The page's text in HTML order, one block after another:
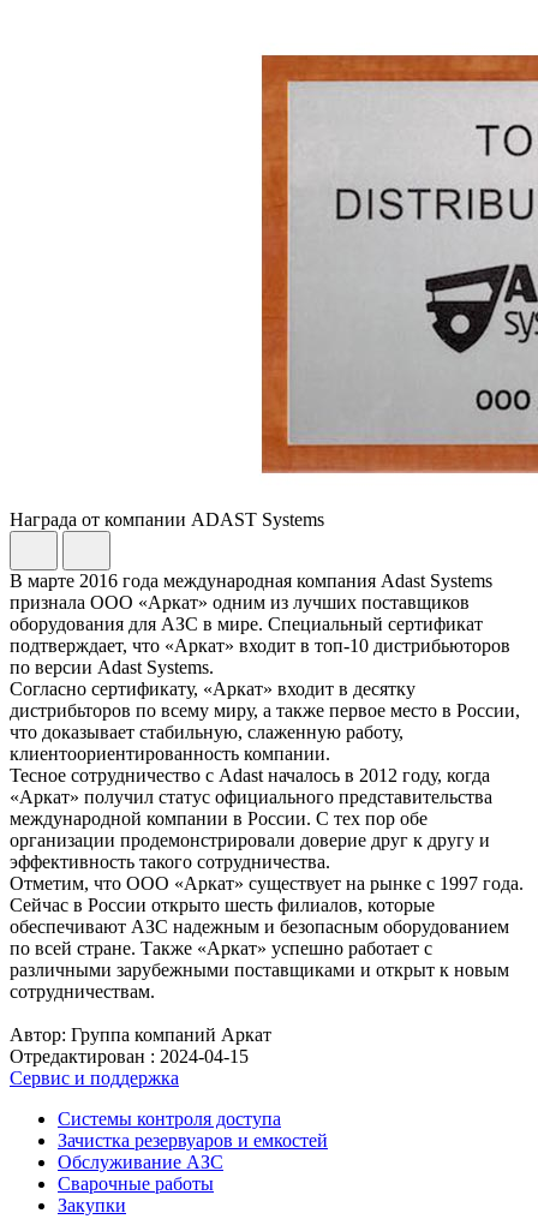
Награда от компании ADAST Systems
В марте 2016 года международная компания Adast Systems
признала ООО «Аркат» одним из лучших поставщиков
оборудования для АЗС в мире. Специальный сертификат
подтверждает, что «Аркат» входит в топ-10 дистрибьюторов
по версии Adast Systems.
Согласно сертификату, «Аркат» входит в десятку
дистрибьторов по всему миру, а также первое место в России,
что доказывает стабильную, слаженную работу,
клиентоориентированность компании.
Тесное сотрудничество с Adast началось в 2012 году, когда
«Аркат» получил статус официального представительства
международной компании в России. С тех пор обе
организации продемонстрировали доверие друг к другу и
эффективность такого сотрудничества.
Отметим, что ООО «Аркат» существует на рынке с 1997 года.
Сейчас в России открыто шесть филиалов, которые
обеспечивают АЗС надежным и безопасным оборудованием
по всей стране. Также «Аркат» успешно работает с
различными зарубежными поставщиками и открыт к новым
сотрудничествам.
Автор: Группа компаний Аркат
Отредактирован : 2024-04-15
Сервис и поддержка
Системы контроля доступа
Зачистка резервуаров и емкостей
Обслуживание АЗС
Сварочные работы
Закупки